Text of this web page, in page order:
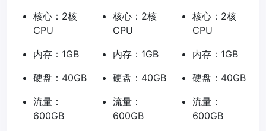
核心：2核
CPU
内存：1GB
硬盘：40GB
流量：
600GB
核心：2核
CPU
内存：1GB
硬盘：40GB
流量：
600GB
核心：2核
CPU
内存：1GB
硬盘：40GB
流量：
600GB